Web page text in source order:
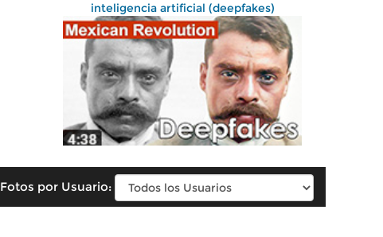
inteligencia artificial (deepfakes)
Fotos por Usuario: